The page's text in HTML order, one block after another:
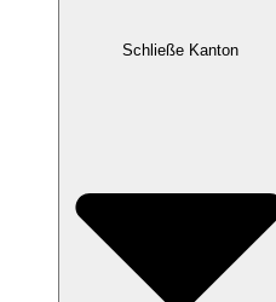
Schließe Kanton